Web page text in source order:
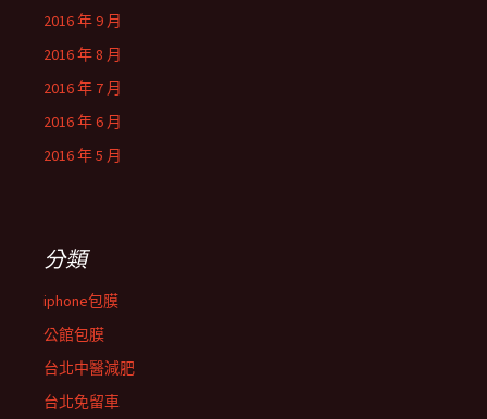
2016 年 9 月
2016 年 8 月
2016 年 7 月
2016 年 6 月
2016 年 5 月
分類
iphone包膜
公館包膜
台北中醫減肥
台北免留車